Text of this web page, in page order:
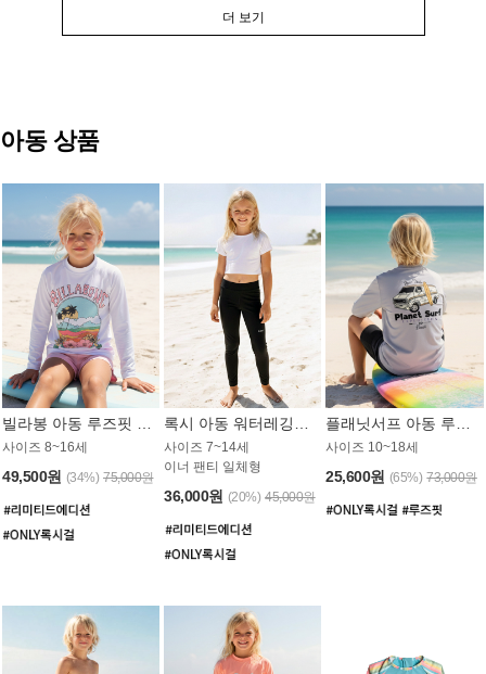
더 보기
아동 상품
사이즈 8~16세
49,500원 (34%) 75,000원
사이즈 7~14세
이너 팬티 일체형
36,000원 (20%) 45,000원
사이즈 10~18세
25,600원 (65%) 73,000원